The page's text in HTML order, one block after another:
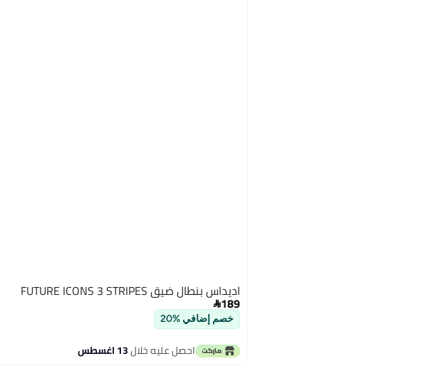
اديداس بنطال ضيق FUTURE ICONS 3 STRIPES
189
خصم إضافي %20
احصل عليه خلال13 اغسطس